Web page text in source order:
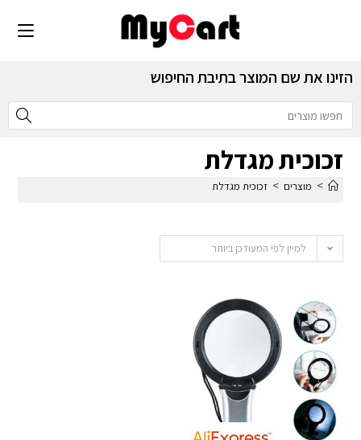
הזינו את שם המוצר בתיבת החיפוש
זכוכית מגדלת
> מוצרים > זכוכית מגדלת
למיין לפי המעודכן ביותר